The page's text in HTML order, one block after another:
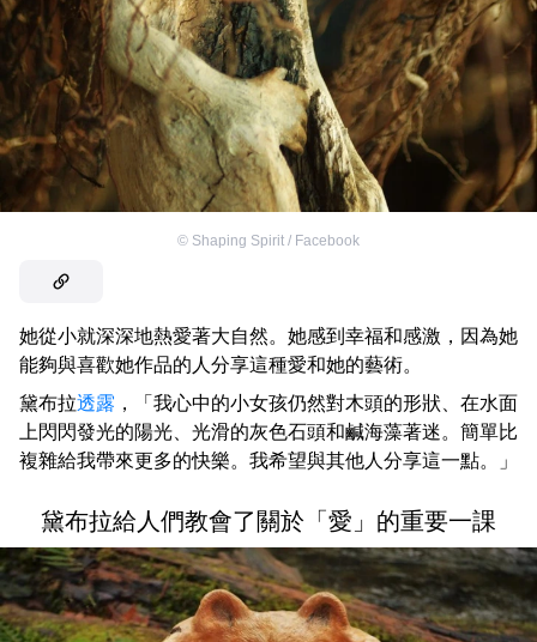
© Shaping Spirit / Facebook
她從小就深深地熱愛著大自然。她感到幸福和感激，因為她
能夠與喜歡她作品的人分享這種愛和她的藝術。
黛布拉透露 ，「我心中的小女孩仍然對木頭的形狀、在水面
上閃閃發光的陽光、光滑的灰色石頭和鹹海藻著迷。簡單比
複雜給我帶來更多的快樂。我希望與其他人分享這一點。」
黛布拉給人們教會了關於「愛」的重要一課